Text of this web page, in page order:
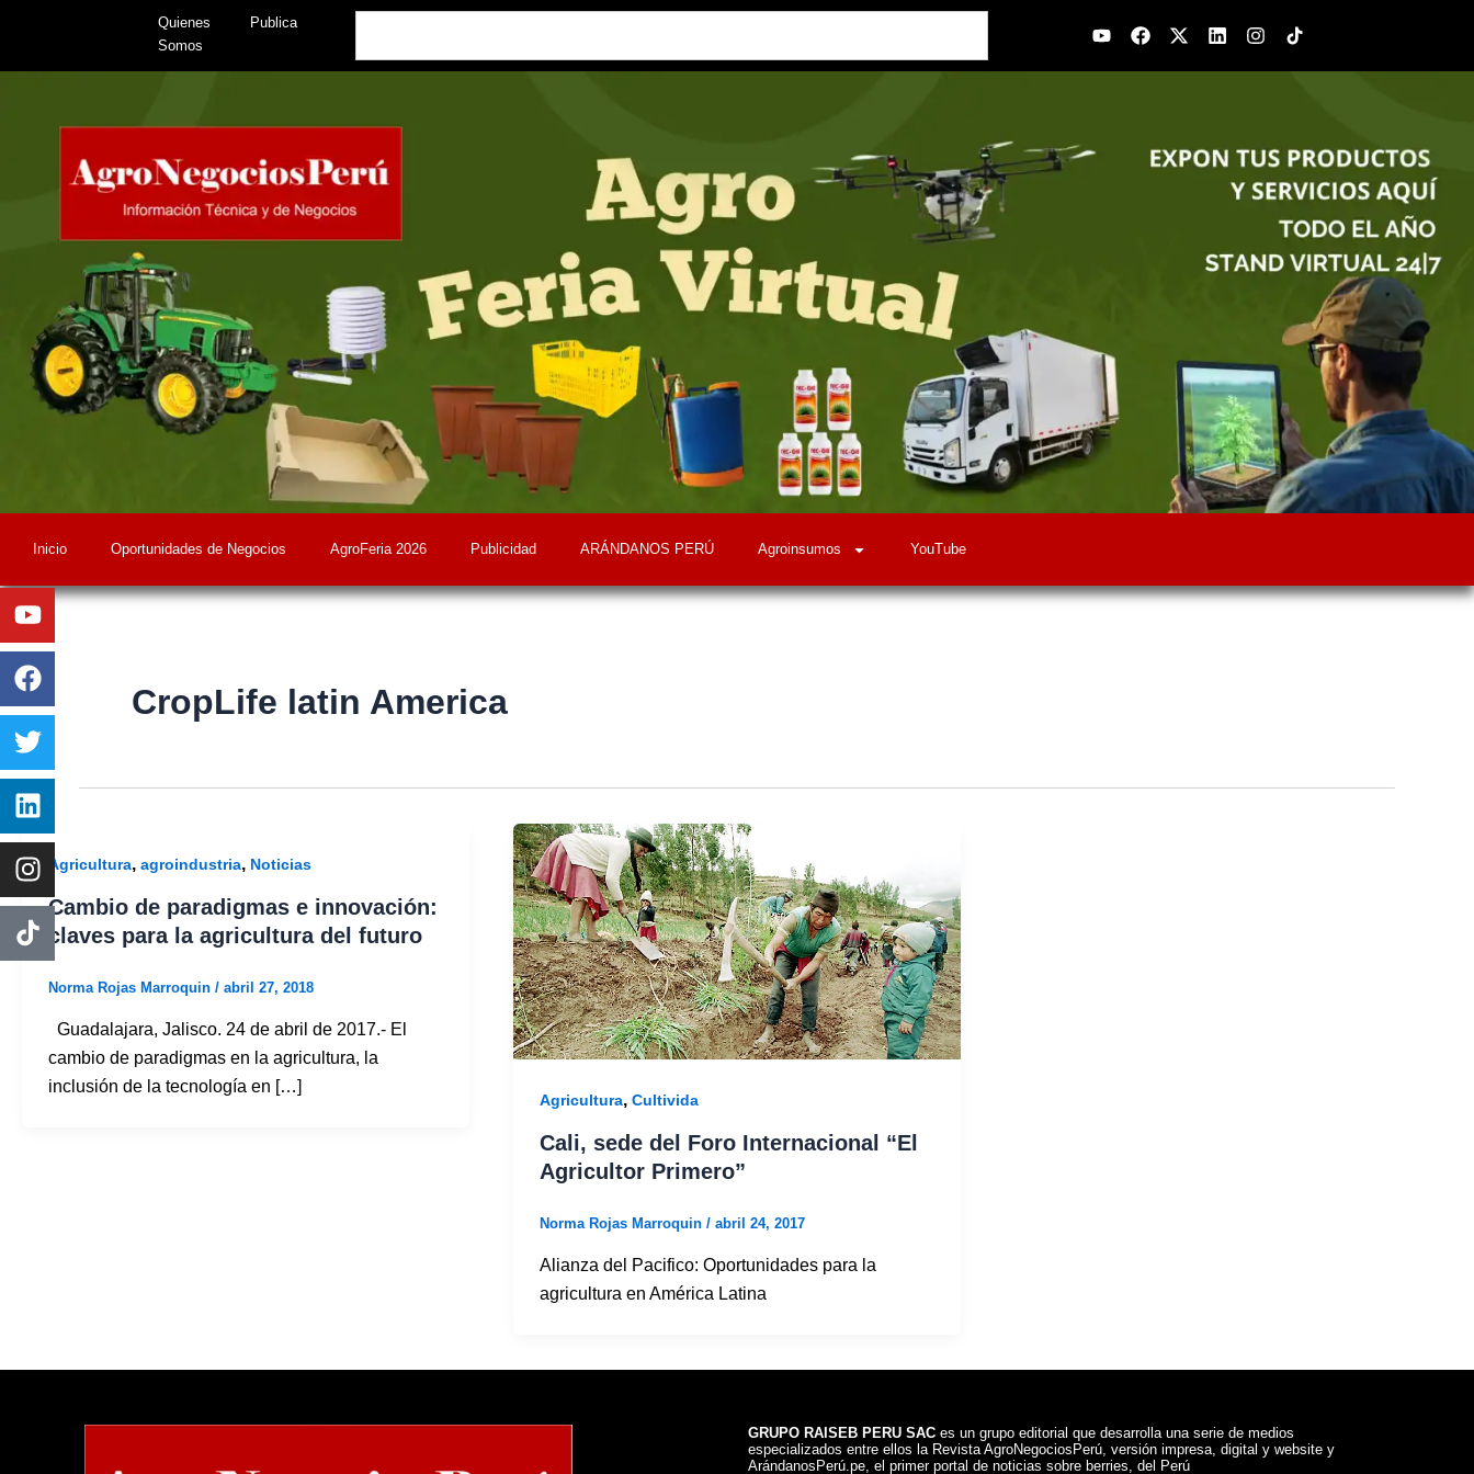
content
Quienes
Somos
Publica YoutubeFacebook
X-
twitter
LinkedinInstagram
Inicio Oportunidades de Negocios AgroFeria 2026 Publicidad ARÁNDANOS PERÚ Agroinsumos YouTube
CropLife latin America
Agricultura, agroindustria, Noticias
Cambio de paradigmas e innovación:
claves para la agricultura del futuro
Norma Rojas Marroquin / abril 27, 2018
Guadalajara, Jalisco. 24 de abril de 2017.- El
cambio de paradigmas en la agricultura, la
inclusión de la tecnología en […]
Agricultura, Cultivida
Cali, sede del Foro Internacional “El
Agricultor Primero”
Norma Rojas Marroquin / abril 24, 2017
Alianza del Pacifico: Oportunidades para la
agricultura en América Latina
GRUPO RAISEB PERU SAC es un grupo editorial que desarrolla una serie de medios
especializados entre ellos la Revista AgroNegociosPerú, versión impresa, digital y website y
ArándanosPerú.pe, el primer portal de noticias sobre berries, del Perú
Youtube
Facebook
Twitter
Linkedin
Instagram